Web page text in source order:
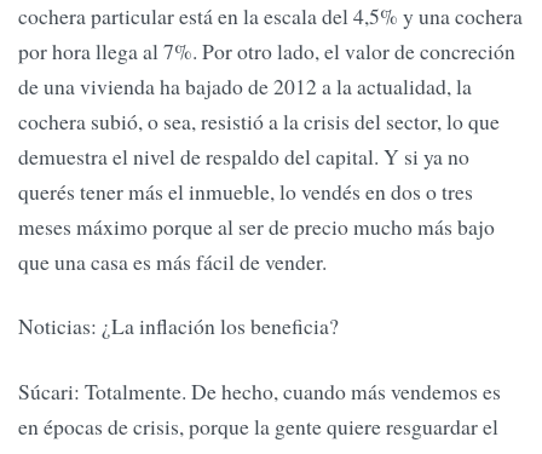
cochera particular está en la escala del 4,5% y una cochera
por hora llega al 7%. Por otro lado, el valor de concreción
de una vivienda ha bajado de 2012 a la actualidad, la
cochera subió, o sea, resistió a la crisis del sector, lo que
demuestra el nivel de respaldo del capital. Y si ya no
querés tener más el inmueble, lo vendés en dos o tres
meses máximo porque al ser de precio mucho más bajo
que una casa es más fácil de vender.
Noticias: ¿La inflación los beneficia?
Súcari: Totalmente. De hecho, cuando más vendemos es
en épocas de crisis, porque la gente quiere resguardar el